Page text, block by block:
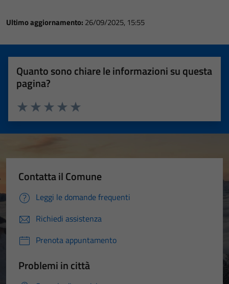
Ultimo aggiornamento: 26/09/2025, 15:55
Quanto sono chiare le informazioni su questa
pagina?
Valuta 5 stelle su 5
Valuta 4 stelle su 5
Valuta 3 stelle su 5
Valuta 2 stelle su 5
Valuta 1 stelle su 5
Contatta il Comune
Leggi le domande frequenti
Richiedi assistenza
Prenota appuntamento
Problemi in città